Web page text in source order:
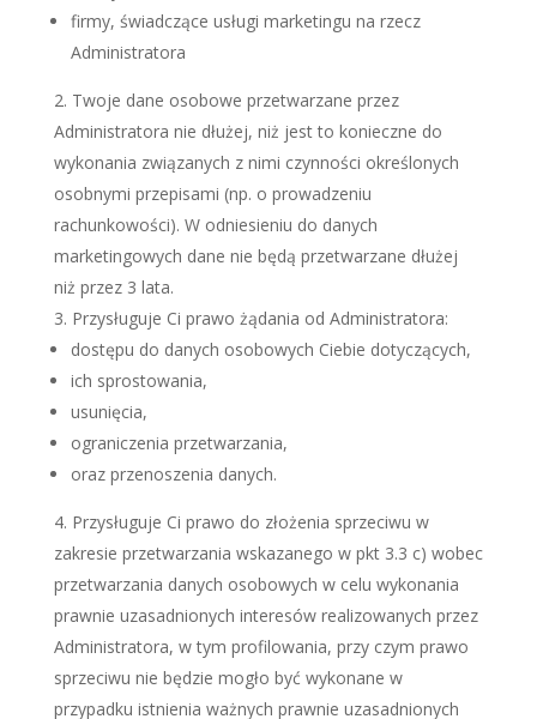
firmy, świadczące usługi marketingu na rzecz
Administratora
Twoje dane osobowe przetwarzane przez
Administratora nie dłużej, niż jest to konieczne do
wykonania związanych z nimi czynności określonych
osobnymi przepisami (np. o prowadzeniu
rachunkowości). W odniesieniu do danych
marketingowych dane nie będą przetwarzane dłużej
niż przez 3 lata.
Przysługuje Ci prawo żądania od Administratora:
dostępu do danych osobowych Ciebie dotyczących,
ich sprostowania,
usunięcia,
ograniczenia przetwarzania,
oraz przenoszenia danych.
Przysługuje Ci prawo do złożenia sprzeciwu w
zakresie przetwarzania wskazanego w pkt 3.3 c) wobec
przetwarzania danych osobowych w celu wykonania
prawnie uzasadnionych interesów realizowanych przez
Administratora, w tym profilowania, przy czym prawo
sprzeciwu nie będzie mogło być wykonane w
przypadku istnienia ważnych prawnie uzasadnionych